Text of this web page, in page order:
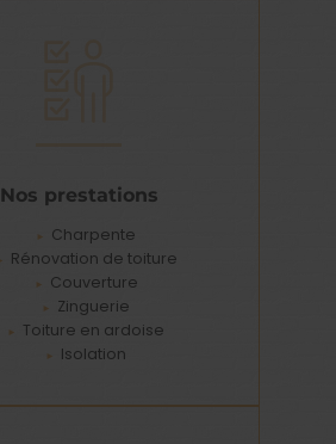
Nos prestations
Charpente
Rénovation de toiture
Couverture
Zinguerie
Toiture en ardoise
Isolation